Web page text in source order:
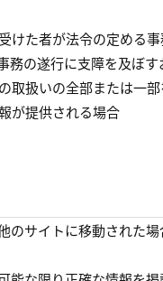
た者が法令の定める
務の遂行に支障を及ぼ
取扱いの全部または一
が提供される場合
のサイトに移動された